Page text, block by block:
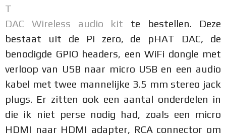
T
DAC Wireless audio kit te bestellen. Deze
bestaat uit de Pi zero, de pHAT DAC, de
benodigde GPIO headers, een WiFi dongle met
verloop van USB naar micro USB en een audio
kabel met twee mannelijke 3.5 mm stereo jack
plugs. Er zitten ook een aantal onderdelen in
die ik niet perse nodig had, zoals een micro
HDMI naar HDMI adapter, RCA connector om